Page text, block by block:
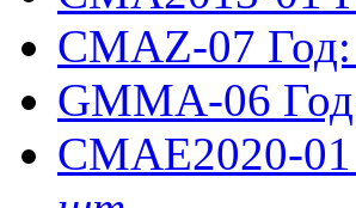
CMAZ-07
GMMA-06
CMAE2020-01